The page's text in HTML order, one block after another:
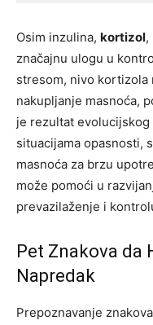
Osim inzulina, kortizol,
značajnu ulogu u
stresom, nivo kortizola
nakupljanje masnoća,
je rezultat
situacijama opasnosti,
masnoća za brzu
može pomoći u
prevazilaženje i
Pet Znakova da
Napredak
Prepoznavanje